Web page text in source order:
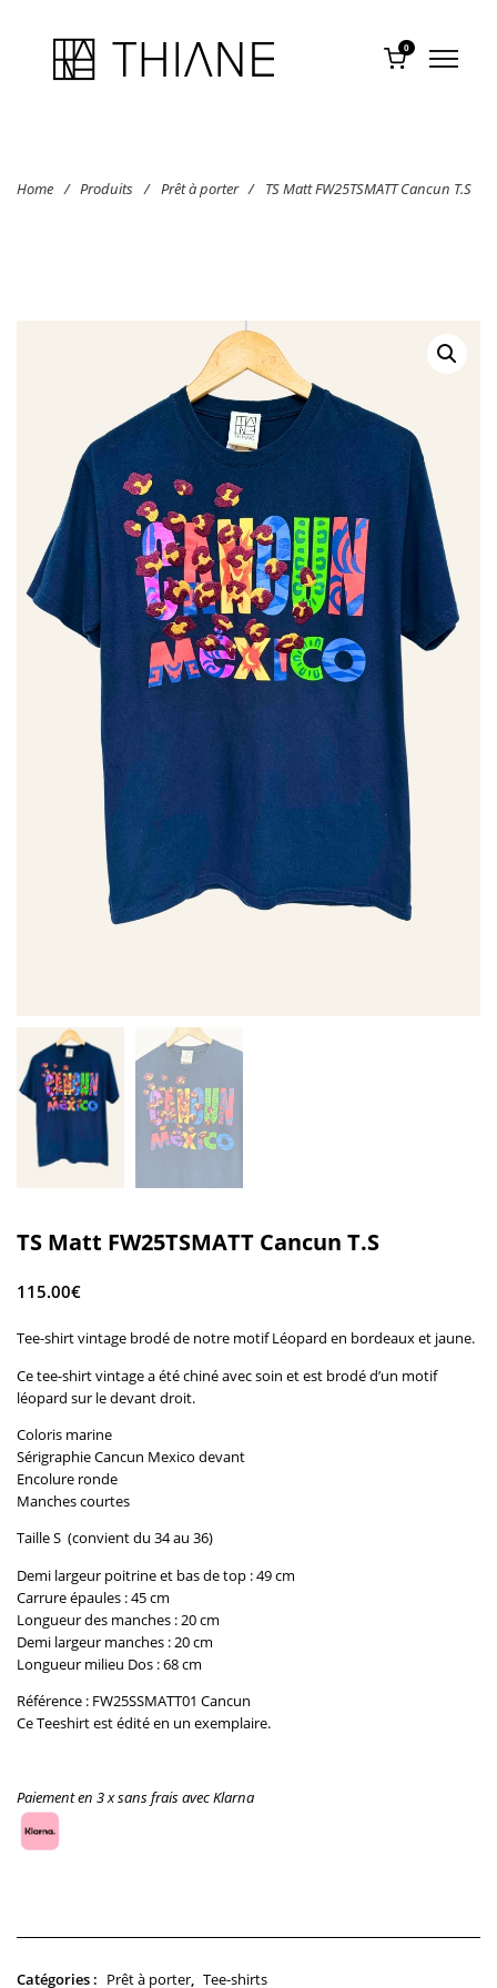
0
Home / Produits / Prêt à porter / TS Matt FW25TSMATT Cancun T.S
TS Matt FW25TSMATT Cancun T.S
115.00€
Tee-shirt vintage brodé de notre motif Léopard en bordeaux et jaune.
Ce tee-shirt vintage a été chiné avec soin et est brodé d’un motif
léopard sur le devant droit.
Coloris marine
Sérigraphie Cancun Mexico devant
Encolure ronde
Manches courtes
Taille S (convient du 34 au 36)
Demi largeur poitrine et bas de top : 49 cm
Carrure épaules :45cm
Longueur des manches :20cm
Demi largeur manches :20cm
Longueur milieu Dos :68cm
Référence : FW25SSMATT01 Cancun
Ce Teeshirt est édité en un exemplaire.
Paiement en 3 x sans frais avec Klarna
Catégories : Prêt à porter, Tee-shirts